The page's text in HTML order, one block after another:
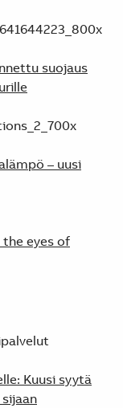
suojaus
– uusi
the eyes of
Kuusi syytä